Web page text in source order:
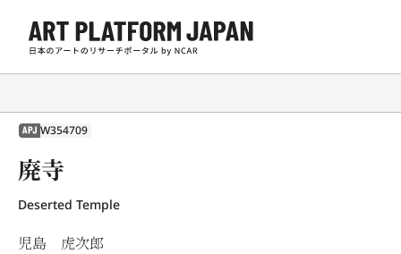
APJ W354709
廃寺
Deserted Temple
児島 虎次郎